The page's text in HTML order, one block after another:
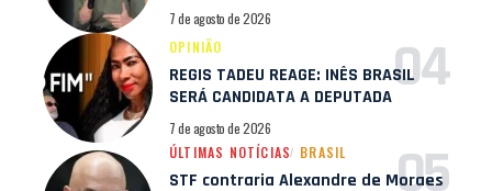
7 de agosto de 2026
OPINIÃO
REGIS TADEU REAGE: INÊS BRASIL
SERÁ CANDIDATA A DEPUTADA
7 de agosto de 2026
ÚLTIMAS NOTÍCIAS BRASIL
STF contraria Alexandre de Moraes